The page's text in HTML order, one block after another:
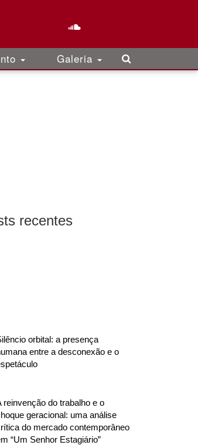
Galeria
recentes
orbital: a presença
entre a desconexão e o
reinvenção do trabalho e o
geracional: uma análise
do mercado contemporâneo
“Um Senhor Estagiário”